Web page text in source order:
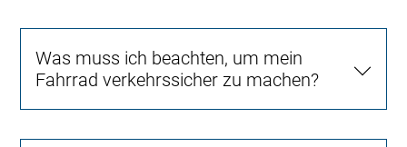
Was muss ich beachten, um mein
Fahrrad verkehrssicher zu machen?